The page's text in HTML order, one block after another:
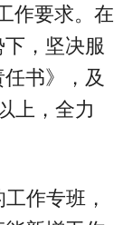
作要求。在
，坚决服
书》，及
上，全力
作专班，